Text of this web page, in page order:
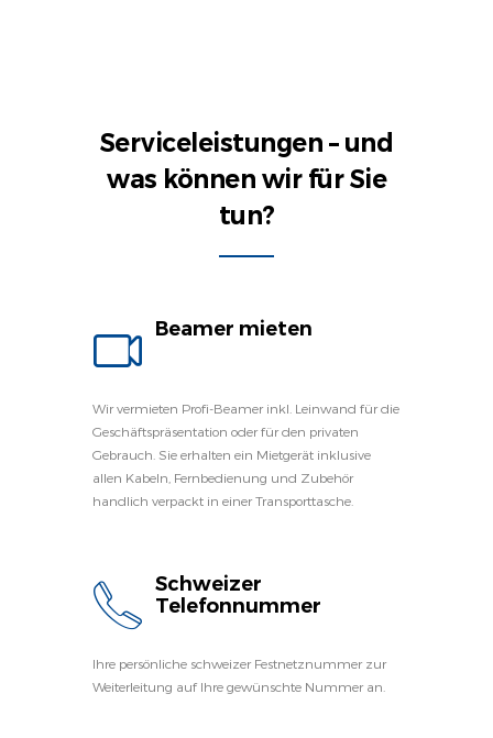
Serviceleistungen – und
was können wir für Sie
tun?
Beamer mieten
Wir vermieten Profi-Beamer inkl. Leinwand für die
Geschäftspräsentation oder für den privaten
Gebrauch. Sie erhalten ein Mietgerät inklusive
allen Kabeln, Fernbedienung und Zubehör
handlich verpackt in einer Transporttasche.
Schweizer
Telefonnummer
Ihre persönliche schweizer Festnetznummer zur
Weiterleitung auf Ihre gewünschte Nummer an.